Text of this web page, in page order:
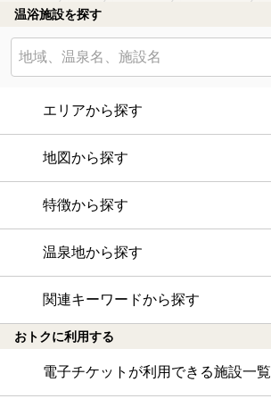
温浴施設を探す
エリアから探す
地図から探す
特徴から探す
温泉地から探す
関連キーワードから探す
おトクに利用する
電子チケットが利用できる施設一覧